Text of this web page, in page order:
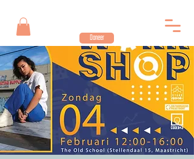
Doneer